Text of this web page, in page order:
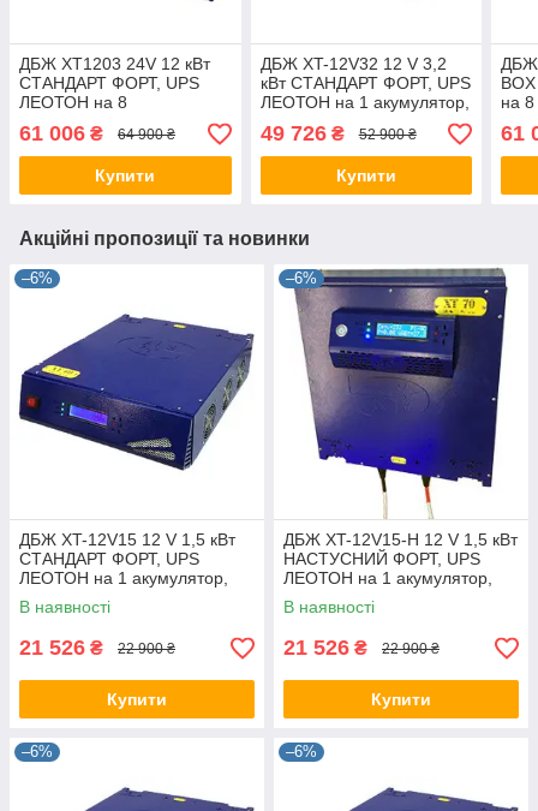
ДБЖ XT1203 24V 12 кВт
СТАНДАРТ ФОРТ, UPS
ЛЕОТОН на 8
акумуляторів, джерело
безперебійного живлення
ГАЛС-С
61 006 ₴ 64 900 ₴
Купити
ДБЖ XT-12V32 12 V 3,2
кВт СТАНДАРТ ФОРТ, UPS
ЛЕОТОН на 1 акумулятор,
джерело безперебійного
живлення ГАЛС-С
49 726₴ 52 900 ₴
Купити
ДБЖ
на 8
61
Акційні пропозиції та новинки
–6%
ДБЖ XT-12V15 12 V 1,5 кВт
СТАНДАРТ ФОРТ, UPS
ЛЕОТОН на 1 акумулятор,
джерело безперебійного
живлення ГАЛС-С
В наявності
21 526 ₴ 22 900 ₴
Купити
–6%
ДБЖ XT-12V15-Н 12 V 1,5 кВт
НАСТУСНИЙ ФОРТ, UPS
ЛЕОТОН на 1 акумулятор,
джерело безперебійного
живлення ГАЛС-С
В наявності
21 526 ₴ 22 900 ₴
Купити
–6% –6%